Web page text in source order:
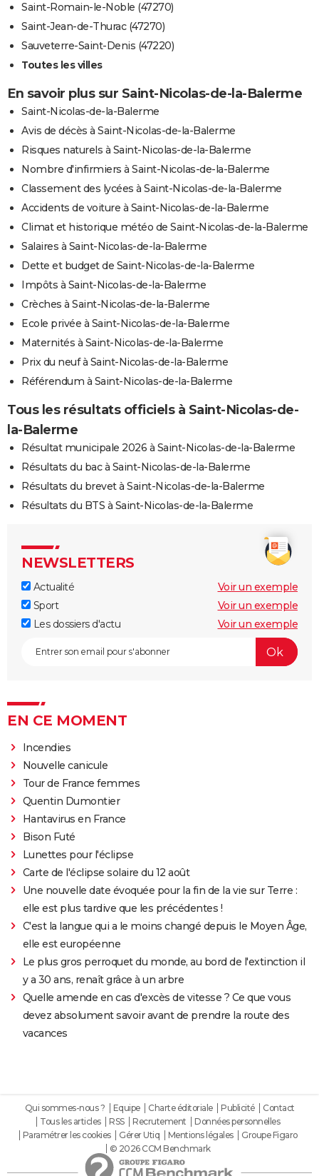
Saint-Romain-le-Noble (47270)
Saint-Jean-de-Thurac (47270)
Sauveterre-Saint-Denis (47220)
Toutes les villes
En savoir plus sur Saint-Nicolas-de-la-Balerme
Saint-Nicolas-de-la-Balerme
Avis de décès à Saint-Nicolas-de-la-Balerme
Risques naturels à Saint-Nicolas-de-la-Balerme
Nombre d'infirmiers à Saint-Nicolas-de-la-Balerme
Classement des lycées à Saint-Nicolas-de-la-Balerme
Accidents de voiture à Saint-Nicolas-de-la-Balerme
Climat et historique météo de Saint-Nicolas-de-la-Balerme
Salaires à Saint-Nicolas-de-la-Balerme
Dette et budget de Saint-Nicolas-de-la-Balerme
Impôts à Saint-Nicolas-de-la-Balerme
Crèches à Saint-Nicolas-de-la-Balerme
Ecole privée à Saint-Nicolas-de-la-Balerme
Maternités à Saint-Nicolas-de-la-Balerme
Prix du neuf à Saint-Nicolas-de-la-Balerme
Référendum à Saint-Nicolas-de-la-Balerme
Tous les résultats officiels à Saint-Nicolas-de-
la-Balerme
Résultat municipale 2026 à Saint-Nicolas-de-la-Balerme
Résultats du bac à Saint-Nicolas-de-la-Balerme
Résultats du brevet à Saint-Nicolas-de-la-Balerme
Résultats du BTS à Saint-Nicolas-de-la-Balerme
NEWSLETTERS
Actualité
Voir un exemple
Sport
Voir un exemple
Les dossiers d'actu
Voir un exemple
EN CE MOMENT
Incendies
Nouvelle canicule
Tour de France femmes
Quentin Dumontier
Hantavirus en France
Bison Futé
Lunettes pour l'éclipse
Carte de l'éclipse solaire du 12 août
Une nouvelle date évoquée pour la fin de la vie sur Terre :
elle est plus tardive que les précédentes !
C'est la langue qui a le moins changé depuis le Moyen Âge,
elle est européenne
Le plus gros perroquet du monde, au bord de l'extinction il
y a 30 ans, renaît grâce à un arbre
Quelle amende en cas d'excès de vitesse ? Ce que vous
devez absolument savoir avant de prendre la route des
vacances
Qui sommes-nous ? Equipe Charte éditoriale Publicité
Contact
Tous les articles
RSS Recrutement
Données personnelles
Paramétrer les cookies
Gérer Utiq Mentions légales
Groupe Figaro
© 2026 CCM Benchmark